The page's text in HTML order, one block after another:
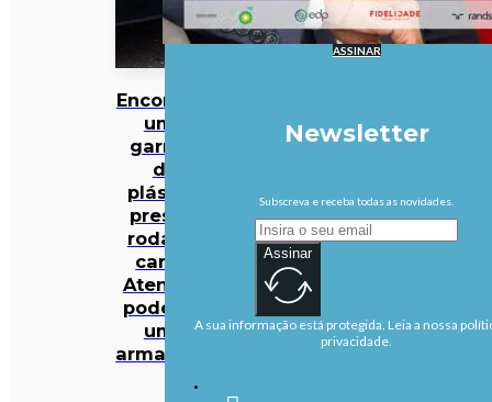
Encontrou
uma
garrafa
de
plástico
presa à
roda do
carro?
Atenção:
pode ser
uma
armadilha
ASSINAR
Newsletter
Subscreva e receba todas as novidades.
Assinar
A sua informação está protegida. Leia a nossa
privacidade.